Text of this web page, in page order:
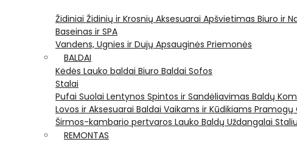
Židiniai Židinių ir Krosnių Aksesuarai Apšvietimas Biuro ir
Baseinas ir SPA
Vandens, Ugnies ir Dujų Apsauginės Priemonės
BALDAI
Kėdės Lauko baldai Biuro Baldai Sofos
Stalai
Pufai Suolai Lentynos Spintos ir Sandėliavimas Baldų
Lovos ir Aksesuarai Baldai Vaikams ir Kūdikiams Pramogų
Širmos-kambario pertvaros Lauko Baldų Uždangalai
REMONTAS